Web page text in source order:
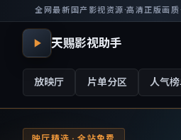
全网最新国产影视资源·高清正版画质
天赐影视助手
放映厅 片单分区 人气